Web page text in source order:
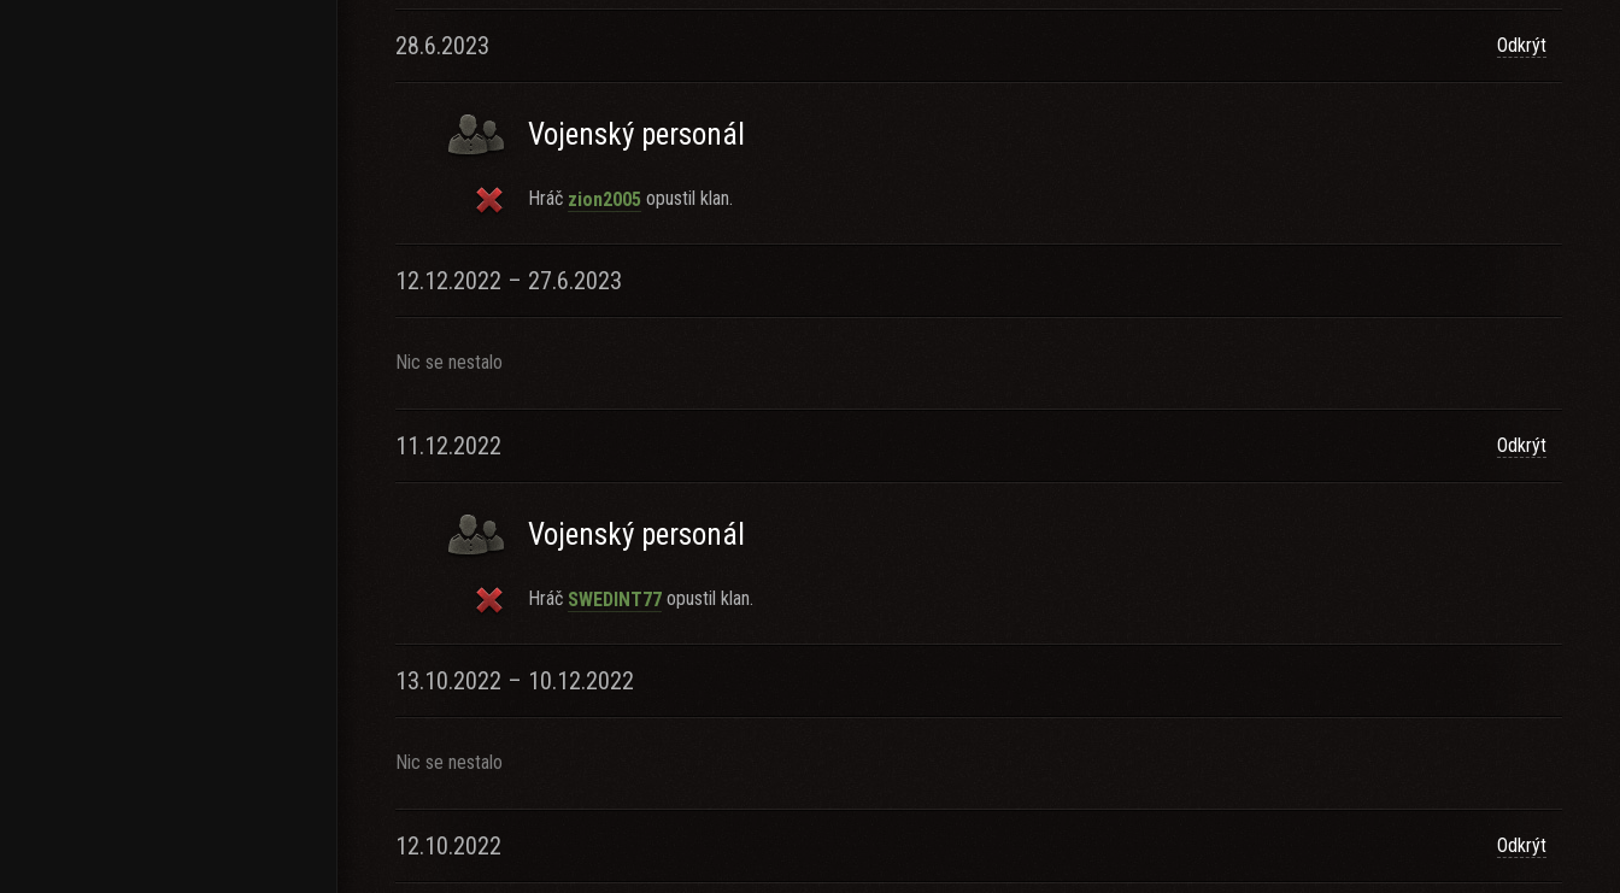
28.6.2023 Odkrýt
Vojenský personál
Hráč zion2005 opustil klan.
12.12.2022 – 27.6.2023
Nic se nestalo
11.12.2022 Odkrýt
Vojenský personál
Hráč SWEDINT77 opustil klan.
13.10.2022 – 10.12.2022
Nic se nestalo
12.10.2022 Odkrýt